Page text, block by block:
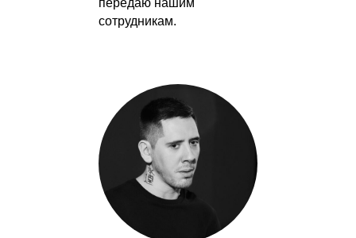
передаю нашим
сотрудникам.